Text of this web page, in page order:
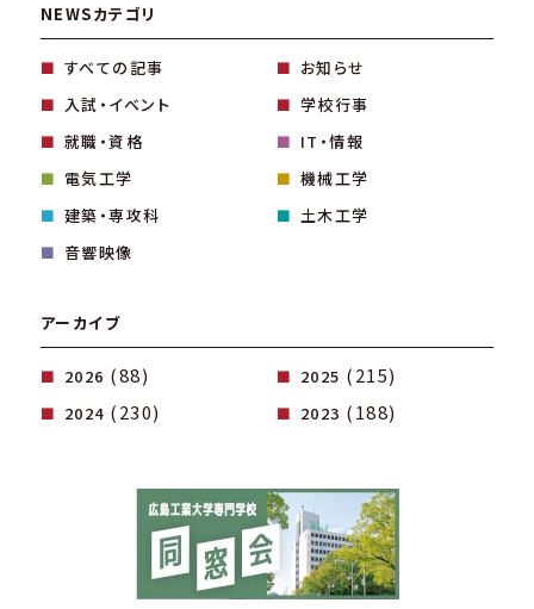
NEWSカテゴリ
すべての記事
お知らせ
入試・イベント
学校行事
就職・資格
IT・情報
電気工学
機械工学
建築・専攻科
土木工学
音響映像
アーカイブ
2026 (88) 2025 (215)
2024 (230) 2023 (188)